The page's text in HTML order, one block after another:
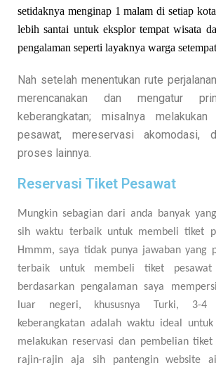
setidaknya menginap 1 malam di setiap
lebih santai untuk eksplor tempat wisata
pengalaman seperti layaknya warga setempat
Nah setelah menentukan rute
merencanakan dan mengatur
keberangkatan; misalnya
pesawat, mereservasi akomodasi,
proses lainnya.
Reservasi Tiket Pesawat
Mungkin sebagian dari anda banyak
sih waktu terbaik untuk membeli tiket
Hmmm, saya tidak punya jawaban yang
terbaik untuk membeli tiket pesawat
berdasarkan pengalaman saya
luar negeri, khususnya Turki, 3-4
keberangkatan adalah waktu ideal
melakukan reservasi dan pembelian
rajin-rajin aja sih pantengin website